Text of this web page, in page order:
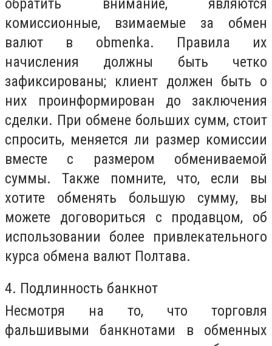
обратить внимание, являются
комиссионные, взимаемые за обмен
валют в obmenka. Правила их
начисления должны быть четко
зафиксированы; клиент должен быть о
них проинформирован до заключения
сделки. При обмене больших сумм, стоит
спросить, меняется ли размер комиссии
вместе с размером обмениваемой
суммы. Также помните, что, если вы
хотите обменять большую сумму, вы
можете договориться с продавцом, об
использовании более привлекательного
курса обмена валют Полтава.
4. Подлинность банкнот
Несмотря на то, что торговля
фальшивыми банкнотами в обменных